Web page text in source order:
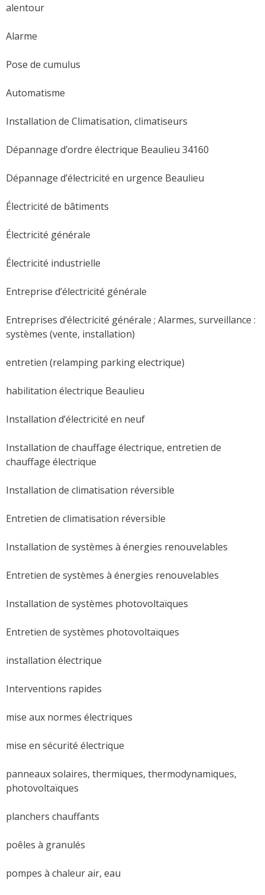
alentour
Alarme
Pose de cumulus
Automatisme
Installation de Climatisation, climatiseurs
Dépannage d’ordre électrique Beaulieu 34160
Dépannage d’électricité en urgence Beaulieu
Électricité de bâtiments
Électricité générale
Électricité industrielle
Entreprise d’électricité générale
Entreprises d’électricité générale ; Alarmes, surveillance :
systèmes (vente, installation)
entretien (relamping parking electrique)
habilitation électrique Beaulieu
Installation d’électricité en neuf
Installation de chauffage électrique, entretien de
chauffage électrique
Installation de climatisation réversible
Entretien de climatisation réversible
Installation de systèmes à énergies renouvelables
Entretien de systèmes à énergies renouvelables
Installation de systèmes photovoltaïques
Entretien de systèmes photovoltaïques
installation électrique
Interventions rapides
mise aux normes électriques
mise en sécurité électrique
panneaux solaires, thermiques, thermodynamiques,
photovoltaïques
planchers chauffants
poêles à granulés
pompes à chaleur air, eau